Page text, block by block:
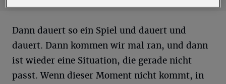
Dann dauert so ein Spiel und dauert und
dauert. Dann kommen wir mal ran, und dann
ist wieder eine Situation, die gerade nicht
passt. Wenn dieser Moment nicht kommt, in